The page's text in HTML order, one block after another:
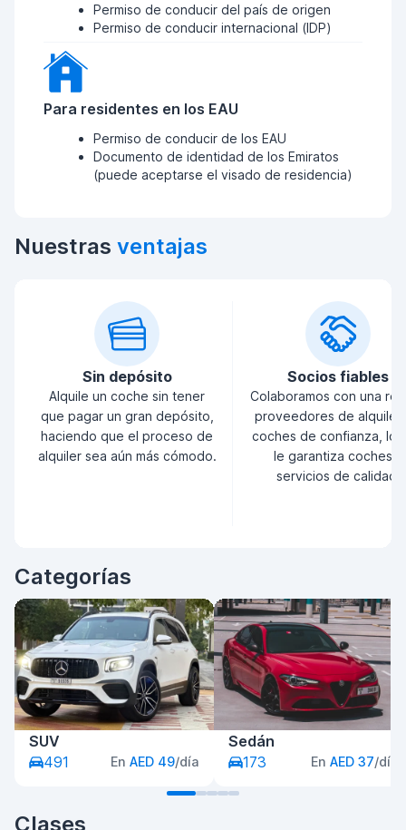
Permiso de conducir del país de origen
Permiso de conducir internacional (IDP)
Para residentes en los EAU
Permiso de conducir de los EAU
Documento de identidad de los Emiratos
(puede aceptarse el visado de residencia)
Nuestras ventajas
Sin depósito
Alquile un coche sin tener
que pagar un gran depósito,
haciendo que el proceso de
alquiler sea aún más cómodo.
Socios fiables
Colaboramos con una
proveedores de alquiler
coches de confianza, lo
le garantiza coches y
servicios de calidad.
Categorías
SUV
491
En AED 49/día
Sedán
173
En AED 37/día
Clases